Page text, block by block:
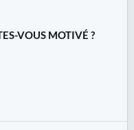
VOUS MOTIVÉ ?